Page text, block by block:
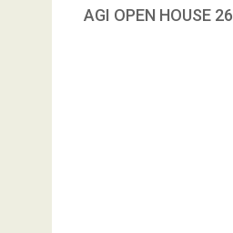
AGI OPEN HOUSE 26